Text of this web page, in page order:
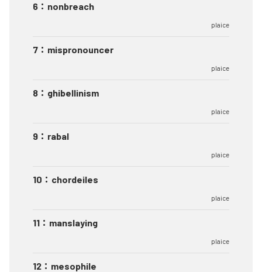
6 ： nonbreach
plaice
7 ： mispronouncer
plaice
8 ： ghibellinism
plaice
9 ： rabal
plaice
10 ： chordeiles
plaice
11 ： manslaying
plaice
12 ： mesophile